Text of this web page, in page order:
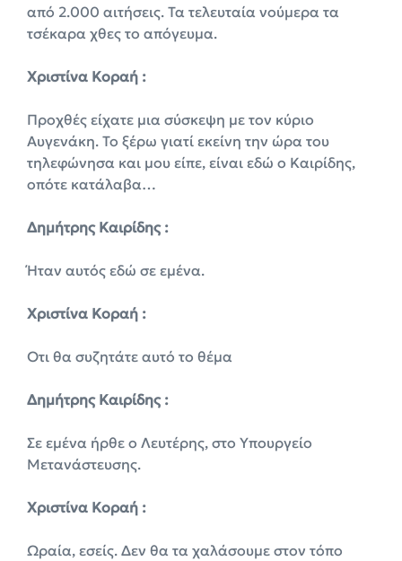
από 2.000 αιτήσεις. Τα τελευταία νούμερα τα
τσέκαρα χθες το απόγευμα.
Χριστίνα Κοραή :
Προχθές είχατε μια σύσκεψη με τον κύριο
Αυγενάκη. Το ξέρω γιατί εκείνη την ώρα του
τηλεφώνησα και μου είπε, είναι εδώ ο Καιρίδης,
οπότε κατάλαβα…
Δημήτρης Καιρίδης :
Ήταν αυτός εδώ σε εμένα.
Χριστίνα Κοραή :
Οτι θα συζητάτε αυτό το θέμα
Δημήτρης Καιρίδης :
Σε εμένα ήρθε ο Λευτέρης, στο Υπουργείο
Μετανάστευσης.
Χριστίνα Κοραή :
Ωραία, εσείς. Δεν θα τα χαλάσουμε στον τόπο